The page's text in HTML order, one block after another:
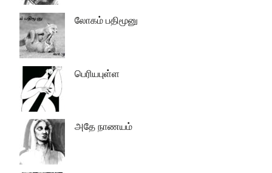
லோகம் பதிமூனு
பெரியபுள்ள
அதே நாணயம்